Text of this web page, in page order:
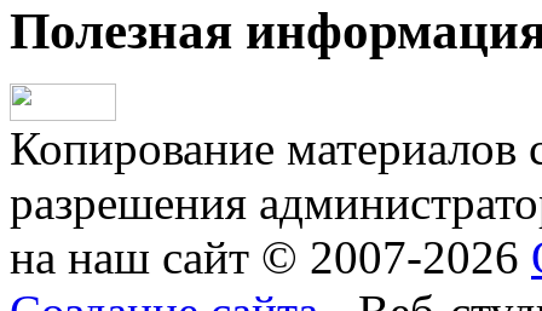
Полезная
Копирование материалов
разрешения
на наш сайт © 2007-2026